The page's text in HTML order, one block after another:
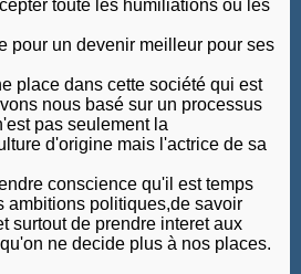
toute les humiliations ou les
pour un devenir meilleur pour ses
place dans cette société qui est
nous basé sur un processus
pas seulement la
d'origine mais l'actrice de sa
conscience qu'il est temps
ambitions politiques,de savoir
surtout de prendre interet aux
ne decide plus à nos places.